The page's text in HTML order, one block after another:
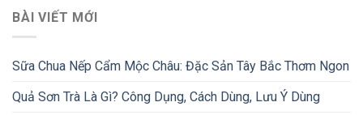
BÀI VIẾT MỚI
Sữa Chua Nếp Cẩm Mộc Châu: Đặc Sản Tây Bắc Thơm Ngon
Quả Sơn Trà Là Gì? Công Dụng, Cách Dùng, Lưu Ý Dùng